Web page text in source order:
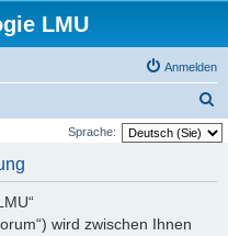
LMU
Anmelden
u
Sprache:
wird zwischen Ihnen